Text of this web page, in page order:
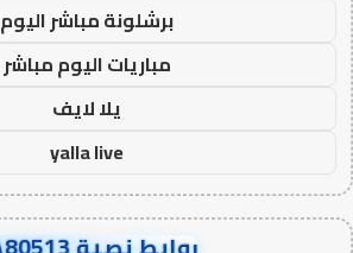
برشلونة مباشر اليوم
مباريات اليوم مباشر
يلا لايف
yalla live